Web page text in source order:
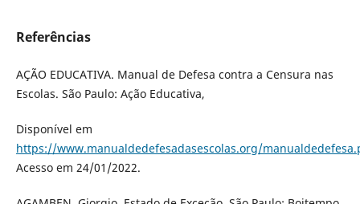
Referências
AÇÃO EDUCATIVA. Manual de Defesa contra a Censura nas
Escolas. São Paulo: Ação Educativa,
Disponível em
https://www.manualdedefesadasescolas.org/
Acesso em 24/01/2022.